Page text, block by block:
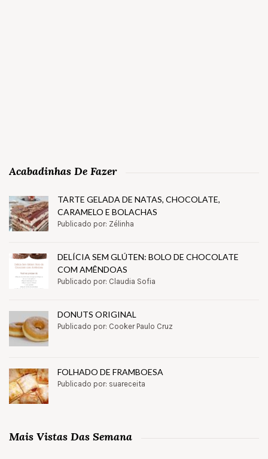
Acabadinhas De Fazer
TARTE GELADA DE NATAS, CHOCOLATE,
CARAMELO E BOLACHAS
Publicado por: Zélinha
DELÍCIA SEM GLÚTEN: BOLO DE CHOCOLATE
COM AMÊNDOAS
Publicado por: Claudia Sofia
DONUTS ORIGINAL
Publicado por: Cooker Paulo Cruz
FOLHADO DE FRAMBOESA
Publicado por: suareceita
Mais Vistas Das Semana